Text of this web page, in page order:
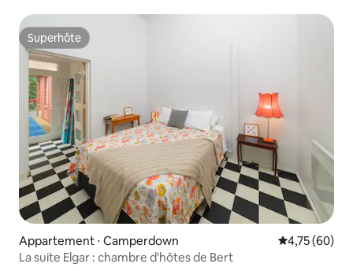
Superhôte
Superhôte
Appartement ⋅ Camperdown Évaluation
4,75 (60)
La suite Elgar : chambre d'hôtes de Bert